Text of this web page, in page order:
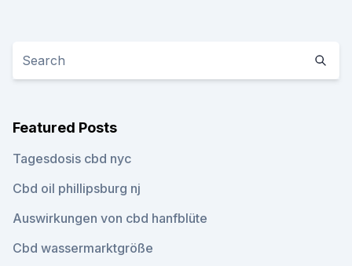
Featured Posts
Tagesdosis cbd nyc
Cbd oil phillipsburg nj
Auswirkungen von cbd hanfblüte
Cbd wassermarktgröße